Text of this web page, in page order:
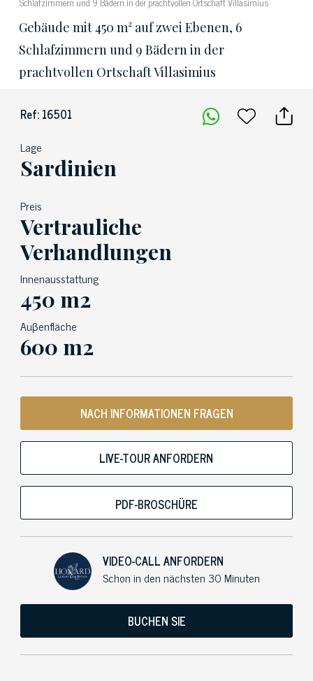
Gebäude mit 450 m² auf zwei Ebenen, 6
Schlafzimmern und 9 Bädern in der
prachtvollen Ortschaft Villasimius
Ref: 16501
Lage
Sardinien
Preis
Vertrauliche
Verhandlungen
Innenausstattung
450 m2
Auβenfläche
600 m2
NACH INFORMATIONEN FRAGEN
LIVE-TOUR ANFORDERN
PDF-BROSCHÜRE
VIDEO-CALL ANFORDERN
Schon in den nächsten 30 Minuten
BUCHEN SIE